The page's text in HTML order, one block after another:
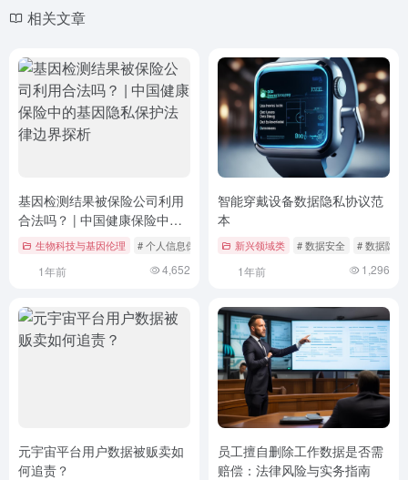
相关文章
基因检测结果被保险公司利用
合法吗？ | 中国健康保险中的
基因隐私保护法律边界探析
生物科技与基因伦理 # 个人信息保护 # 保险法 # 健康大数据
1年前 4,652
智能穿戴设备数据隐私协议范
本
新兴领域类 # 数据安全 # 数据隐私
1年前 1,296
元宇宙平台用户数据被贩卖如
何追责？
员工擅自删除工作数据是否需
赔偿：法律风险与实务指南